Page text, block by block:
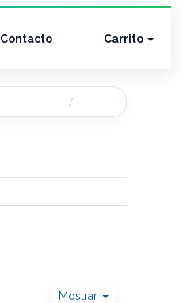
Contacto Carrito
Mostrar